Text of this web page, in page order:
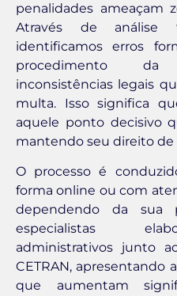
penalidades ameaçam
Através de análise
identificamos erros
procedimento
inconsistências legais
multa. Isso significa
aquele ponto decisivo
mantendo seu direito
O processo é
forma online ou com
dependendo da sua
especialistas
administrativos junto
CETRAN, apresentando
que aumentam